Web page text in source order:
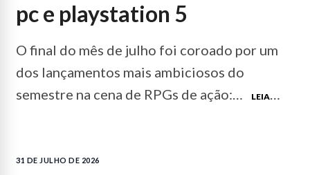
pc e playstation 5
O final do mês de julho foi coroado por um
dos lançamentos mais ambiciosos do
semestre na cena de RPGs de ação:…
LEIA
31 DE JULHO DE 2026